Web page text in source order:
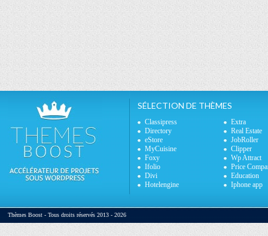
SÉLECTION DE THÈMES
Classipress
Extra
Directory
Real Estate
eStore
JobRoller
MyCuisine
Clipper
Foxy
Wp Attract
Ifolio
Price
Divi
Education
Hotelengine
Iphone app
Thèmes Boost - Tous droits réservés 2013 - 2026